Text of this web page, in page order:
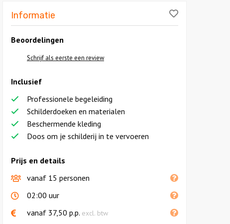
Informatie Like!
Beoordelingen
Schrijf als eerste een review
Prijs en details
vanaf 15 personen
02:00 uur
vanaf 37,50 p.p. excl. btw
Inclusief
Professionele begeleiding
Schilderdoeken en materialen
Beschermende kleding
Doos om je schilderij in te vervoeren